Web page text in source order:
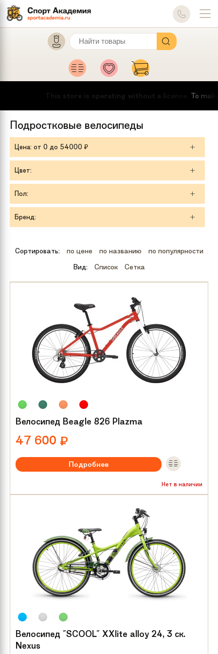
This store is operating without a license. To make
Подростковые велосипеды
Цена: от 0 до 54000 ₽
Цвет:
Пол:
Бренд:
Сортировать: по цене по названию
по популярности
Вид:
Список Сетка
Велосипед Beagle 826 Plazma
47 600 ₽
Подробнее
Нет в наличии
Тип тормозов:V-brake
Велосипед "SCOOL" XXlite alloy 24, 3 ск.
Nexus